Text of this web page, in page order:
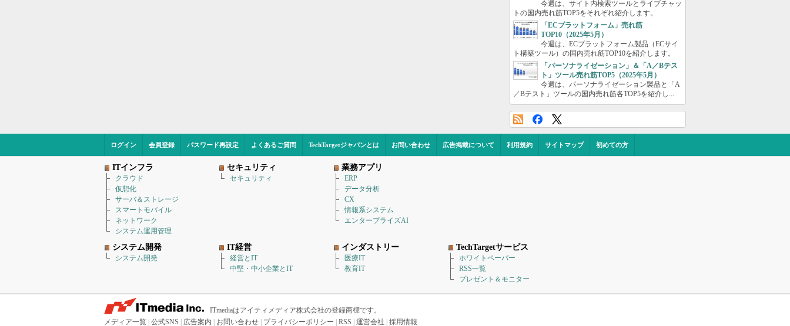
今週は、サイト内検索ツールとライブチャッ
トの国内売れ筋TOP5をそれぞれ紹介します。
「ECプラットフォーム」売れ筋
TOP10（2025年5月）
今週は、ECプラットフォーム製品（ECサイ
ト構築ツール）の国内売れ筋TOP10を紹介します。
「パーソナライゼーション」＆「A／Bテス
ト」ツール売れ筋TOP5（2025年5月）
今週は、パーソナライゼーション製品と「A
／Bテスト」ツールの国内売れ筋各TOP5を紹介し...
ログイン 会員登録 パスワード再設定 よくあるご質問 TechTargetジャパンとは お問い合わせ 広告掲載について 利用規約 サイトマップ 初めての方
ITインフラ
クラウド
仮想化
サーバ＆ストレージ
スマートモバイル
ネットワーク
システム運用管理
セキュリティ
セキュリティ
業務アプリ
ERP
データ分析
CX
情報系システム
エンタープライズAI
システム開発
システム開発
IT経営
経営とIT
中堅・中小企業とIT
インダストリー
医療IT
教育IT
TechTargetサービス
ホワイトペーパー
RSS一覧
プレゼント＆モニター
ITmediaはアイティメディア株式会社の登録商標です。
メディア一覧 公式SNS 広告案内 お問い合わせ プライバシーポリシー RSS 運営会社 採用情報